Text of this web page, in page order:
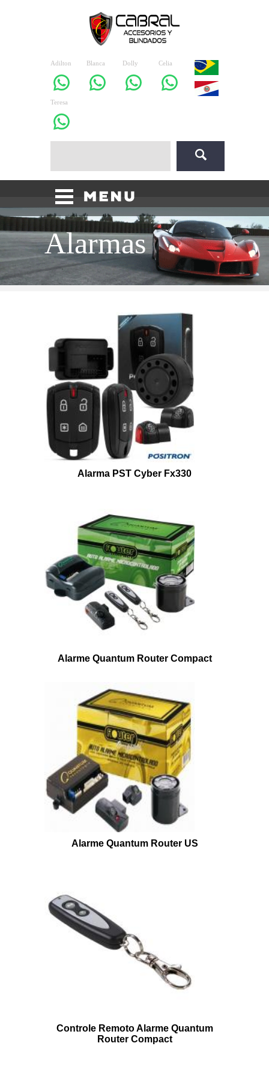
Adilton Blanca Dolly Celia
Teresa
Alarmas
Alarma PST Cyber Fx330
Alarme Quantum Router Compact
Alarme Quantum Router US
Controle Remoto Alarme Quantum
Router Compact